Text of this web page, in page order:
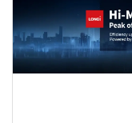
Bateriová úložiště
Nabíjecí stanice